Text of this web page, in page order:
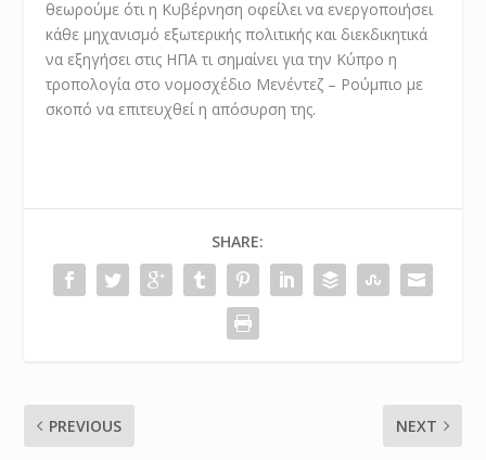
θεωρούμε ότι η Κυβέρνηση οφείλει να ενεργοποιήσει
κάθε μηχανισμό εξωτερικής πολιτικής και διεκδικητικά
να εξηγήσει στις ΗΠΑ τι σημαίνει για την Κύπρο η
τροπολογία στο νομοσχέδιο Μενέντεζ – Ρούμπιο με
σκοπό να επιτευχθεί η απόσυρση της.
SHARE:
PREVIOUS NEXT